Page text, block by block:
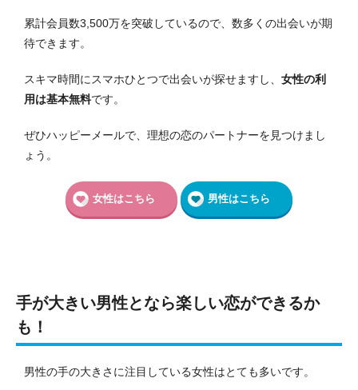
累計会員数3,500万を突破しているので、数多くの出会いが期
待できます。
スキマ時間にスマホひとつで出会いが探せますし、 女性の利
用は基本無料です。
ぜひハッピーメールで、理想の恋のパートナーを見つけまし
ょう。
女性はこちら 男性はこちら
手が大きい男性となら楽しい恋ができるか
も！
男性の手の大きさに注目している女性はとても多いです。